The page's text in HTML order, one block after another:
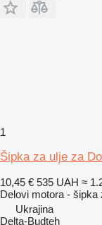
1
Šipka za ulje za
10,45 € 535 UAH ≈
Delovi motora - šipka
Ukrajina
Delta-Budteh